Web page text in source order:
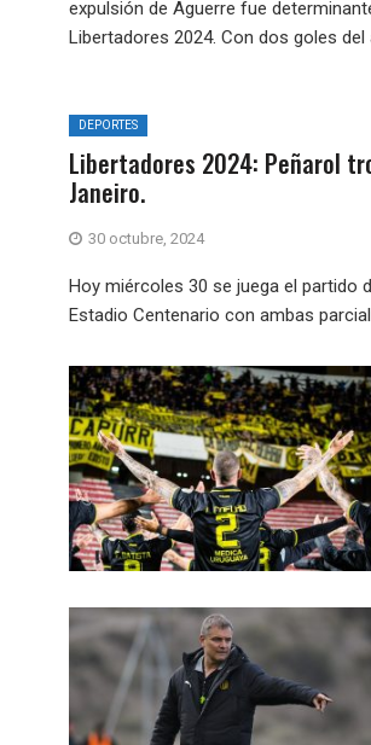
expulsión de Aguerre fue
Libertadores 2024. Con dos goles del
DEPORTES
Libertadores 2024: Peñarol
Janeiro.
30 octubre, 2024
Hoy miércoles 30 se juega el partido
Estadio Centenario con ambas